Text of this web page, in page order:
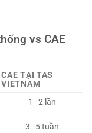
vs CAE
CAE TẠI TAS
VIETNAM
1–2 lần
3–5 tuần